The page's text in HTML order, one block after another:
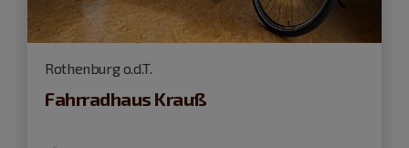
Rothenburg o.d.T.
Fahrradhaus Krauß